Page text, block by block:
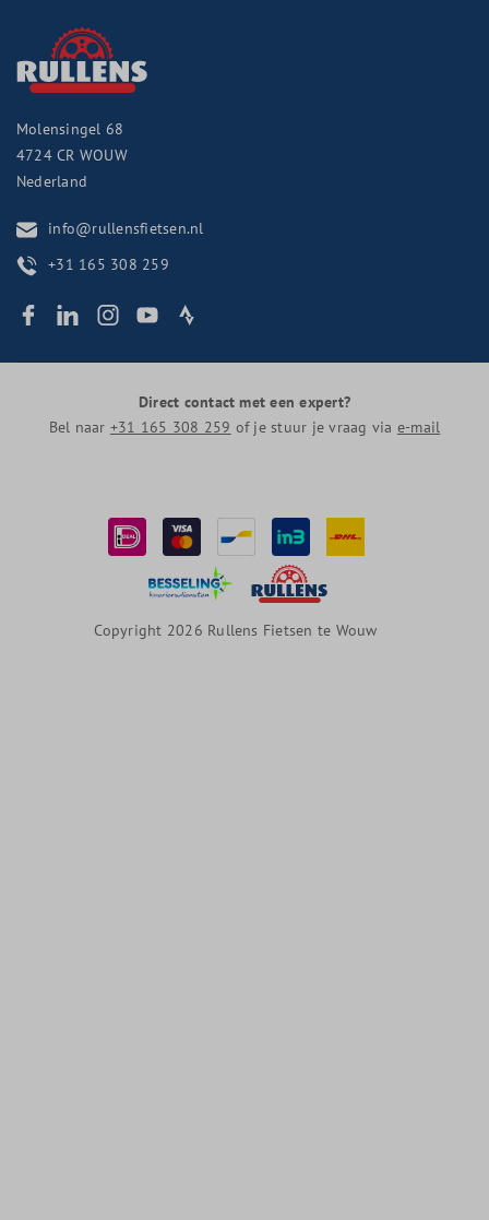
Molensingel 68
4724 CR WOUW
Nederland
info@rullensfietsen.nl
+31 165 308 259
Direct contact met een expert?
Bel naar +31 165 308 259 of je stuur je vraag via e-mail
Copyright 2026 Rullens Fietsen te Wouw